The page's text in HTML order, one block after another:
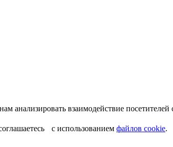
с использованием файлов cookie.